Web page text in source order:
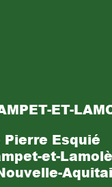
ET-
Pierre Esquié
et-